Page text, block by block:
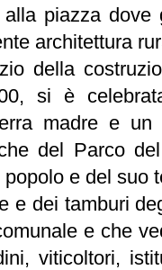
piazza
architettura
della
si è
madre e
del Parco
popolo e del suo
e dei tamburi
e che
viticoltori,